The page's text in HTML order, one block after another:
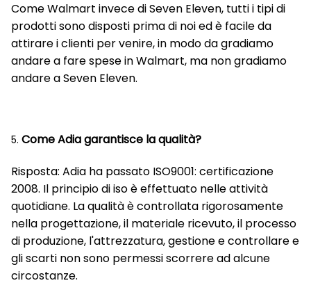
Come Walmart invece di Seven Eleven, tutti i tipi di
prodotti sono disposti prima di noi ed è facile da
attirare i clienti per venire, in modo da gradiamo
andare a fare spese in Walmart, ma non gradiamo
andare a Seven Eleven.
5. Come Adia garantisce la qualità?
Risposta: Adia ha passato ISO9001: certificazione
2008. Il principio di iso è effettuato nelle attività
quotidiane. La qualità è controllata rigorosamente
nella progettazione, il materiale ricevuto, il processo
di produzione, l'attrezzatura, gestione e controllare e
gli scarti non sono permessi scorrere ad alcune
circostanze.